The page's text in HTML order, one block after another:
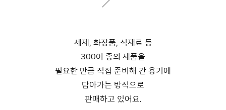
세제, 화장품, 식재료 등
300여 종의 제품을
필요한 만큼 직접 준비해 간 용기에
담아가는 방식으로
판매하고 있어요.